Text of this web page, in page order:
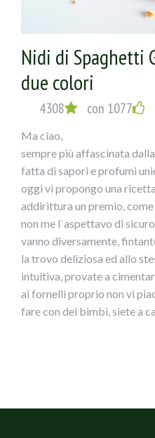
Nidi di Spaghetti
due colori
4308 con 1077
Ma ciao,
sempre più affascinata
fatta di sapori e profumi
oggi vi propongo una
addirittura un premio,
non me l`aspettavo di
vanno diversamente,
la trovo deliziosa ed allo
intuitiva, provate a
ai fornelli proprio non vi
fare con dei bimbi, siete a